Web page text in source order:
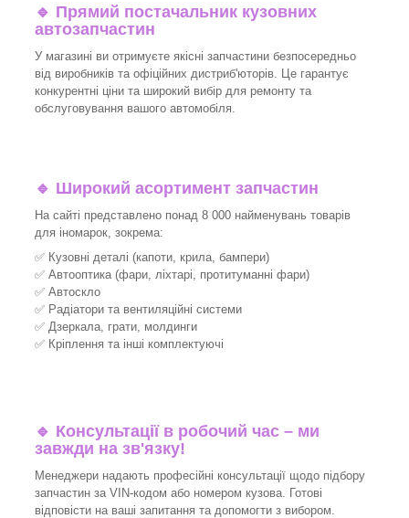
🔹 Прямий постачальник кузовних
автозапчастин
У магазині ви отримуєте якісні запчастини безпосередньо
від виробників та офіційних дистриб'юторів. Це гарантує
конкурентні ціни та широкий вибір для ремонту та
обслуговування вашого автомобіля.
🔹 Широкий асортимент запчастин
На сайті представлено понад 8 000 найменувань товарів
для іномарок, зокрема:
✅ Кузовні деталі (капоти, крила, бампери)
✅ Автооптика (фари, ліхтарі, протитуманні фари)
✅ Автоскло
✅ Радіатори та вентиляційні системи
✅ Дзеркала, грати, молдинги
✅ Кріплення та інші комплектуючі
🔹 Консультації в робочий час – ми
завжди на зв'язку!
Менеджери надають професійні консультації щодо підбору
запчастин за VIN-кодом або номером кузова. Готові
відповісти на ваші запитання та допомогти з вибором.